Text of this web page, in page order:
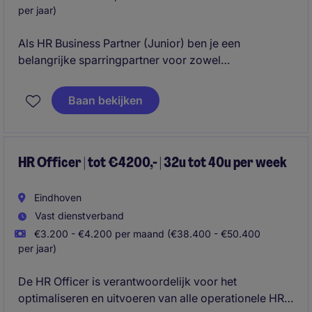
per jaar)
Als HR Business Partner (Junior) ben je een
belangrijke sparringpartner voor zowel
leidinggevenden bij uiteenlopende HR-vraagstukken,
draagt bij aan de ontwikkeling van medewerkers en
werkzaamheden met adviserende taken en krijgt de
HR-vakgebied.
Baan bekijken
HR Officer | tot €4200,- | 32u tot 40u per week
Eindhoven
Vast dienstverband
€3.200 - €4.200 per maand (€38.400 - €50.400
per jaar)
De HR Officer is verantwoordelijk voor het
optimaliseren en uitvoeren van alle operationele HR-